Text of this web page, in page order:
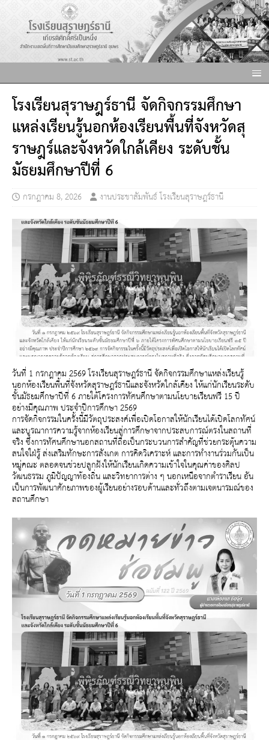
โรงเรียนสุราษฎร์ธานี จัดกิจกรรมศึกษา
แหล่งเรียนรู้นอกห้องเรียนพื้นที่จังหวัดสุ
ราษฎร์และจังหวัดใกล้เคียง ระดับชั้น
มัธยมศึกษาปีที่ 6
กรกฎาคม 8, 2026 งานประชาสัมพันธ์ โรงเรียนสุราษฎร์ธานี
วันที่ 1 กรกฎาคม 2569 โรงเรียนสุราษฎร์ธานี จัดกิจกรรมศึกษาแหล่งเรียนรู้
นอกห้องเรียนพื้นที่จังหวัดสุราษฎร์ธานีและจังหวัดใกล้เคียง ให้แก่นักเรียนระดับ
ชั้นมัธยมศึกษาปีที่ 6 ภายใต้โครงการทัศนศึกษาตามนโยบายเรียนฟรี 15 ปี
อย่างมีคุณภาพ ประจำปีการศึกษา 2569
การจัดกิจกรรมในครั้งนี้มีวัตถุประสงค์เพื่อเปิดโอกาสให้นักเรียนได้เปิดโลกทัศน์
และบูรณาการความรู้จากห้องเรียนสู่การศึกษาจากประสบการณ์ตรงในสถานที่
จริง ซึ่งการทัศนศึกษานอกสถานที่ถือเป็นกระบวนการสำคัญที่ช่วยกระตุ้นความ
สนใจใฝ่รู้ ส่งเสริมทักษะการสังเกต การคิดวิเคราะห์ และการทำงานร่วมกันเป็น
หมู่คณะ ตลอดจนช่วยปลูกฝังให้นักเรียนเกิดความเข้าใจในคุณค่าของศิลป
วัฒนธรรม ภูมิปัญญาท้องถิ่น และวิทยาการต่าง ๆ นอกเหนือจากตำราเรียน อัน
เป็นการพัฒนาศักยภาพของผู้เรียนอย่างรอบด้านและทั่วถึงตามเจตนารมณ์ของ
สถานศึกษา